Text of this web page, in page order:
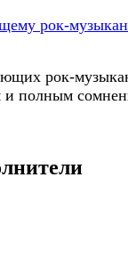
рок-
и полным